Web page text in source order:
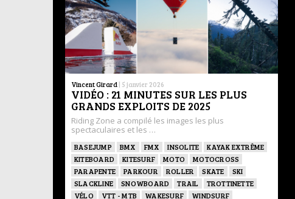
Vincent Girard | 5 janvier 2026
VIDÉO : 21 MINUTES SUR LES PLUS
GRANDS EXPLOITS DE 2025
Riding Zone a compilé les images les plus
spectaculaires et les …
BASEJUMP BMX FMX INSOLITE
KAYAK EXTRÊME
KITEBOARD
KITESURF MOTO
MOTOCROSS
PARAPENTE
PARKOUR ROLLER SKATE
SKI
SLACKLINE
SNOWBOARD TRAIL
TROTTINETTE
VÉLO
VTT - MTB WAKESURF
WINDSURF